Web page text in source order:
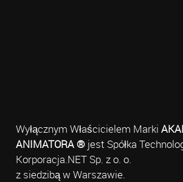
Wyłącznym Właścicielem Marki
ANIMATORA ®jest Spółka
Korporacja.NET Sp. z o. o.
z siedzibą w Warszawie.